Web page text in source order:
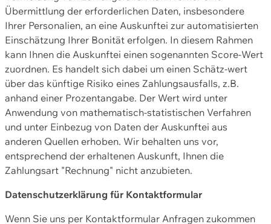
Übermittlung der erforderlichen Daten, insbesondere
Ihrer Personalien, an eine Auskunftei zur automatisierten
Einschätzung Ihrer Bonität erfolgen. In diesem Rahmen
kann Ihnen die Auskunftei einen sogenannten Score-Wert
zuordnen. Es handelt sich dabei um einen Schätz-wert
über das künftige Risiko eines Zahlungsausfalls, z.B.
anhand einer Prozentangabe. Der Wert wird unter
Anwendung von mathematisch-statistischen Verfahren
und unter Einbezug von Daten der Auskunftei aus
anderen Quellen erhoben. Wir behalten uns vor,
entsprechend der erhaltenen Auskunft, Ihnen die
Zahlungsart "Rechnung" nicht anzubieten.
Datenschutzerklärung für Kontaktformular
Wenn Sie uns per Kontaktformular Anfragen zukommen